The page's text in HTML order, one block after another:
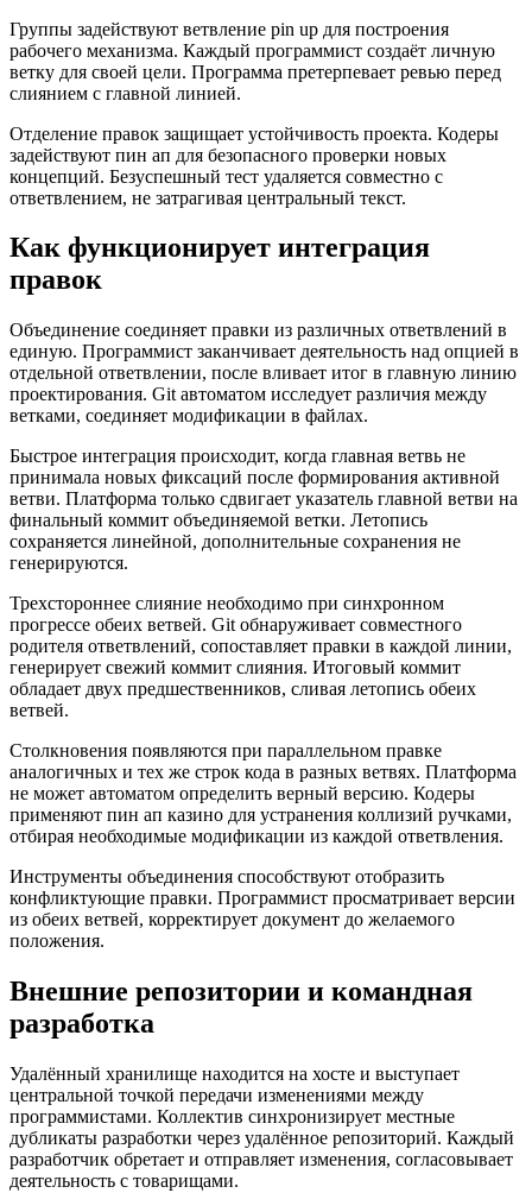
Группы задействуют ветвление pin up для построения
рабочего механизма. Каждый программист создаёт личную
ветку для своей цели. Программа претерпевает ревью перед
слиянием с главной линией.
Отделение правок защищает устойчивость проекта. Кодеры
задействуют пин ап для безопасного проверки новых
концепций. Безуспешный тест удаляется совместно с
ответвлением, не затрагивая центральный текст.
Как функционирует интеграция
правок
Объединение соединяет правки из различных ответвлений в
единую. Программист заканчивает деятельность над опцией в
отдельной ответвлении, после вливает итог в главную линию
проектирования. Git автоматом исследует различия между
ветками, соединяет модификации в файлах.
Быстрое интеграция происходит, когда главная ветвь не
принимала новых фиксаций после формирования активной
ветви. Платформа только сдвигает указатель главной ветви на
финальный коммит объединяемой ветки. Летопись
сохраняется линейной, дополнительные сохранения не
генерируются.
Трехстороннее слияние необходимо при синхронном
прогрессе обеих ветвей. Git обнаруживает совместного
родителя ответвлений, сопоставляет правки в каждой линии,
генерирует свежий коммит слияния. Итоговый коммит
обладает двух предшественников, сливая летопись обеих
ветвей.
Столкновения появляются при параллельном правке
аналогичных и тех же строк кода в разных ветвях. Платформа
не может автоматом определить верный версию. Кодеры
применяют пин ап казино для устранения коллизий ручками,
отбирая необходимые модификации из каждой ответвления.
Инструменты объединения способствуют отобразить
конфликтующие правки. Программист просматривает версии
из обеих ветвей, корректирует документ до желаемого
положения.
Внешние репозитории и командная
разработка
Удалённый хранилище находится на хосте и выступает
центральной точкой передачи изменениями между
программистами. Коллектив синхронизирует местные
дубликаты разработки через удалённое репозиторий. Каждый
разработчик обретает и отправляет изменения, согласовывает
деятельность с товарищами.